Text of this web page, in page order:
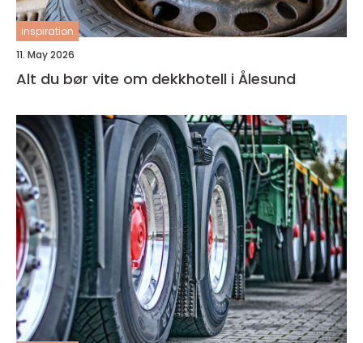
inspiration
11. May 2026
Alt du bør vite om dekkhotell i Ålesund